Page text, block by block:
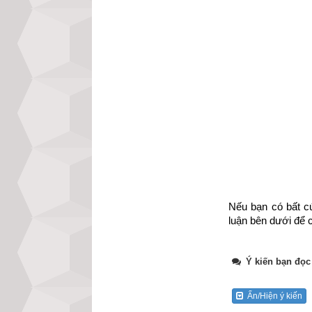
Tổng quan về
Lôi Hỏa Phong,
biểu phương
Hành Thủy bản
Nếu bạn có bất
luận bên dưới để
Ý kiến bạn đọc
Ẩn/Hiện ý kiến